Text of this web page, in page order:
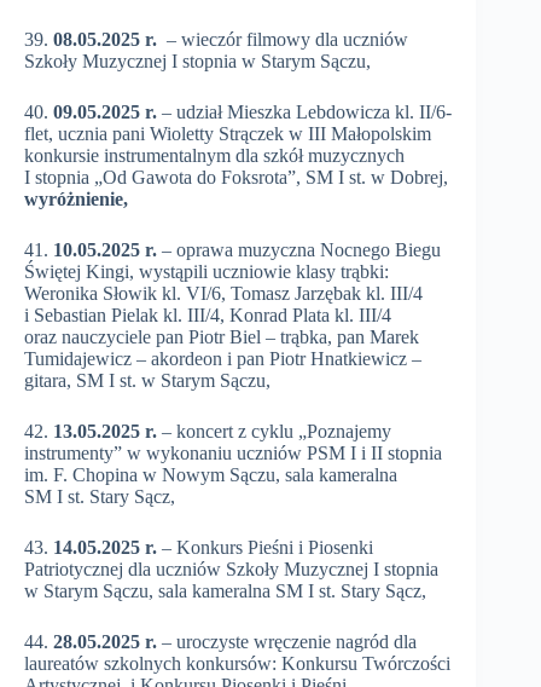
39. 08.05.2025 r. – wieczór filmowy dla uczniów
Szkoły Muzycznej I stopnia w Starym Sączu,
40. 09.05.2025 r. – udział Mieszka Lebdowicza kl. II/6-
flet, ucznia pani Wioletty Strączek w III Małopolskim
konkursie instrumentalnym dla szkół muzycznych
I stopnia „Od Gawota do Foksrota”, SM I st. w Dobrej,
wyróżnienie,
41. 10.05.2025 r. – oprawa muzyczna Nocnego Biegu
Świętej Kingi, wystąpili uczniowie klasy trąbki:
Weronika Słowik kl. VI/6, Tomasz Jarzębak kl. III/4
i Sebastian Pielak kl. III/4, Konrad Plata kl. III/4
oraz nauczyciele pan Piotr Biel – trąbka, pan Marek
Tumidajewicz – akordeon i pan Piotr Hnatkiewicz –
gitara, SM I st. w Starym Sączu,
42. 13.05.2025 r. – koncert z cyklu „Poznajemy
instrumenty” w wykonaniu uczniów PSM I i II stopnia
im. F. Chopina w Nowym Sączu, sala kameralna
SM I st. Stary Sącz,
43. 14.05.2025 r. – Konkurs Pieśni i Piosenki
Patriotycznej dla uczniów Szkoły Muzycznej I stopnia
w Starym Sączu, sala kameralna SM I st. Stary Sącz,
44. 28.05.2025 r. – uroczyste wręczenie nagród dla
laureatów szkolnych konkursów: Konkursu Twórczości